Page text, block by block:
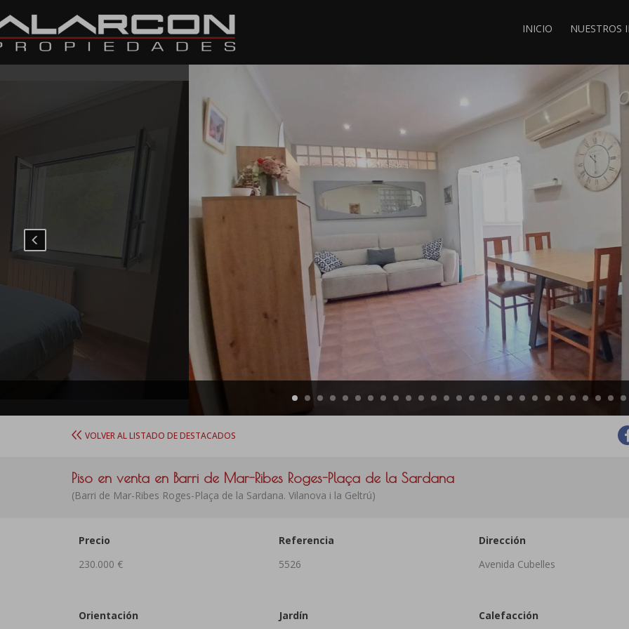
INICIO NUESTROS
VOLVER AL LISTADO DE DESTACADOS
Piso en venta en Barri de Mar-Ribes Roges-Plaça de la Sardana
(Barri de Mar-Ribes Roges-Plaça de la Sardana. Vilanova i la Geltrú)
Precio
230.000 €
Referencia
5526
Dirección
Avenida Cubelles
Orientación
Jardín
Calefacción